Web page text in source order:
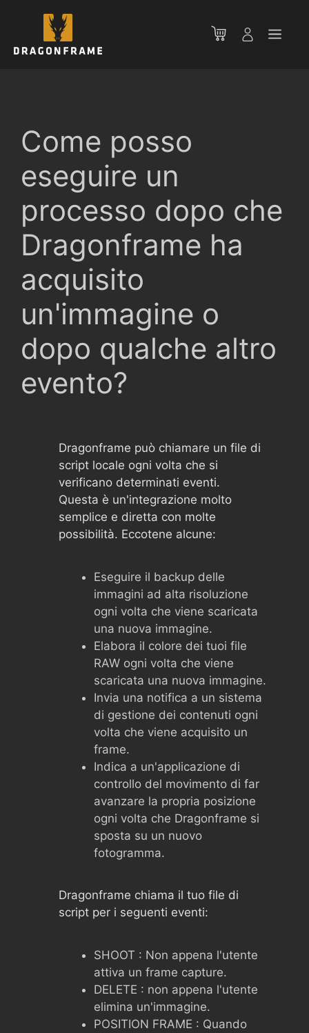
contenuto
Come posso
eseguire un
processo dopo che
Dragonframe ha
acquisito
un'immagine o
dopo qualche altro
evento?
Dragonframe può chiamare un file di
script locale ogni volta che si
verificano determinati eventi.
Questa è un'integrazione molto
semplice e diretta con molte
possibilità. Eccotene alcune:
Eseguire il backup delle
immagini ad alta risoluzione
ogni volta che viene scaricata
una nuova immagine.
Elabora il colore dei tuoi file
RAW ogni volta che viene
scaricata una nuova immagine.
Invia una notifica a un sistema
di gestione dei contenuti ogni
volta che viene acquisito un
frame.
Indica a un'applicazione di
controllo del movimento di far
avanzare la propria posizione
ogni volta che Dragonframe si
sposta su un nuovo
fotogramma.
Dragonframe chiama il tuo file di
script per i seguenti eventi:
SHOOT : Non appena l'utente
attiva un frame capture.
DELETE : non appena l'utente
elimina un'immagine.
POSITION FRAME : Quando